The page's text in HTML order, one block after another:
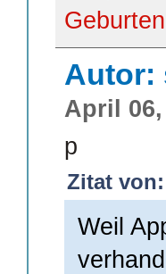
Autor:
April 06,
p
Zitat von:
Weil